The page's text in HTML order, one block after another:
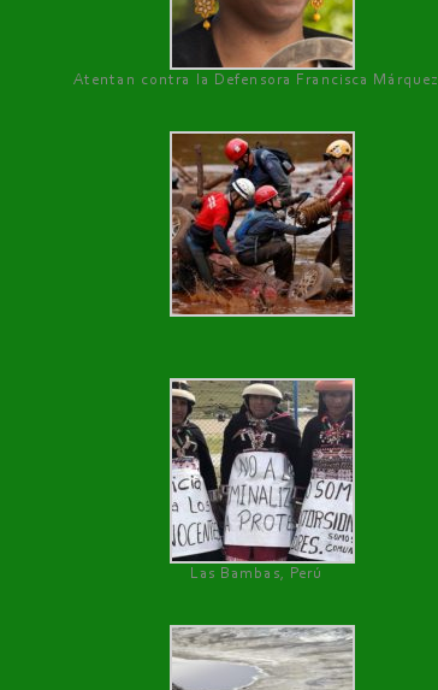
Atentan contra la Defensora Francisca Márquez
Las Bambas, Perú